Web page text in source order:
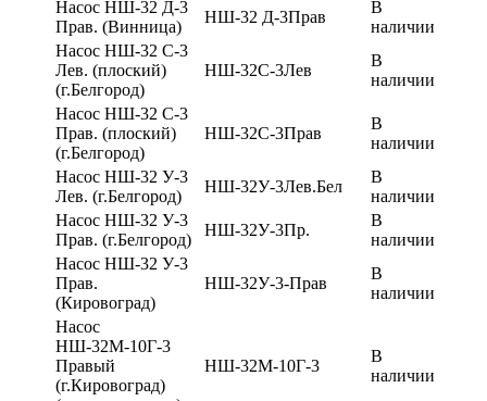
Насос НШ-32 Д-3
Прав. (Винница)
НШ-32 Д-3Прав
В
наличии
Насос НШ-32 С-3
Лев. (плоский)
(г.Белгород)
НШ-32С-3Лев
В
наличии
Насос НШ-32 С-3
Прав. (плоский)
(г.Белгород)
НШ-32С-3Прав
В
наличии
Насос НШ-32 У-3
Лев. (г.Белгород)
НШ-32У-3Лев.Бел
В
наличии
Насос НШ-32 У-3
Прав. (г.Белгород)
НШ-32У-3Пр.
В
наличии
Насос НШ-32 У-3
Прав.
(Кировоград)
НШ-32У-3-Прав
В
наличии
Насос
НШ-32М-10Г-3
Правый
(г.Кировоград)
НШ-32М-10Г-3
В
наличии